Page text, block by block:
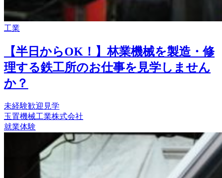
工業
【半日からOK！】林業機械を製造・修
理する鉄工所のお仕事を見学しません
か？
未経験歓迎 見学
玉置機械工業株式会社
就業体験